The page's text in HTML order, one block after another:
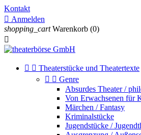
Kontakt
 Anmelden
shopping_cart Warenkorb (0)

  Theaterstücke und Theatertexte
  Genre
Absurdes Theater /
Von Erwachsenen für
Märchen / Fantasy
Kriminalstücke
Jugendstücke /